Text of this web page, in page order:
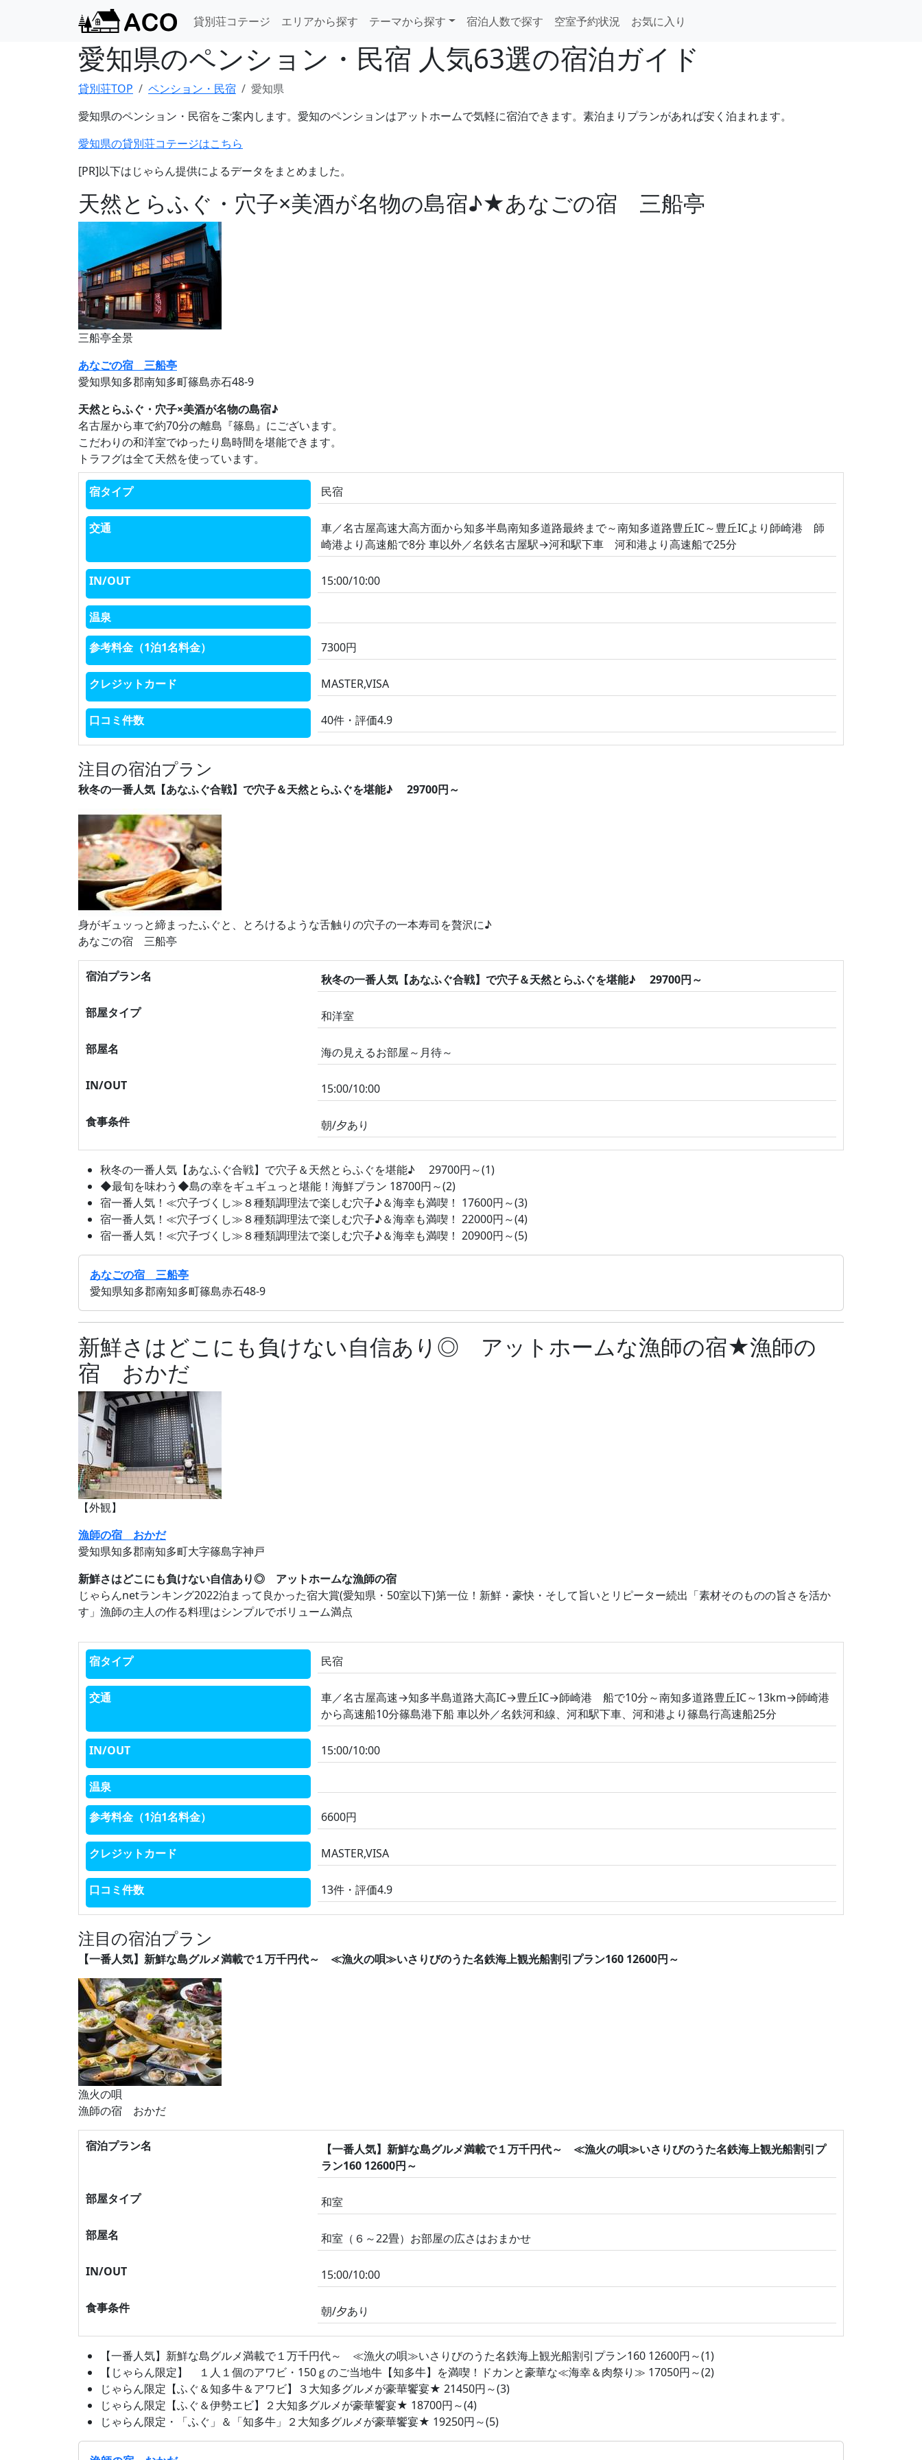
貸別荘コテージ エリアから探す テーマから探す 宿泊人数で探す 空室予約状況 お気に入り
愛知県のペンション・民宿 人気63選の宿泊ガイド
貸別荘TOP ペンション・民宿
愛知県
愛知県のペンション・民宿をご案内します。愛知のペンションはアットホームで気軽に宿泊できます。素泊まりプランがあれば安く泊まれます。
愛知県の貸別荘コテージはこちら
[PR]以下はじゃらん提供によるデータをまとめました。
天然とらふぐ・穴子×美酒が名物の島宿♪★あなごの宿 三船亭
三船亭全景
あなごの宿 三船亭
愛知県知多郡南知多町篠島赤石48-9
天然とらふぐ・穴子×美酒が名物の島宿♪
名古屋から車で約70分の離島『篠島』にございます。
こだわりの和洋室でゆったり島時間を堪能できます。
トラフグは全て天然を使っています。
宿タイプ 民宿
交通
車／名古屋高速大高方面から知多半島南知多道路最終まで～南知多道路豊丘IC～豊丘ICより師崎港 師
崎港より高速船で8分 車以外／名鉄名古屋駅→河和駅下車 河和港より高速船で25分
IN/OUT 15:00/10:00
温泉
参考料金（1泊1名料金）
7300円
クレジットカード MASTER,VISA
口コミ件数 40件・評価4.9
注目の宿泊プラン
秋冬の一番人気【あなふぐ合戦】で穴子＆天然とらふぐを堪能♪ 29700円～
身がギュッっと締まったふぐと、とろけるような舌触りの穴子の一本寿司を贅沢に♪
あなごの宿 三船亭
宿泊プラン名 秋冬の一番人気【あなふぐ合戦】で穴子＆天然とらふぐを堪能♪ 29700円～
部屋タイプ 和洋室
部屋名 海の見えるお部屋～月待～
IN/OUT 15:00/10:00
食事条件 朝/夕あり
秋冬の一番人気【あなふぐ合戦】で穴子＆天然とらふぐを堪能♪ 29700円～(1)
◆最旬を味わう◆島の幸をギュギュっと堪能！海鮮プラン 18700円～(2)
宿一番人気！≪穴子づくし≫８種類調理法で楽しむ穴子♪＆海幸も満喫！ 17600円～(3)
宿一番人気！≪穴子づくし≫８種類調理法で楽しむ穴子♪＆海幸も満喫！ 22000円～(4)
宿一番人気！≪穴子づくし≫８種類調理法で楽しむ穴子♪＆海幸も満喫！ 20900円～(5)
あなごの宿 三船亭
愛知県知多郡南知多町篠島赤石48-9
新鮮さはどこにも負けない自信あり◎ アットホームな漁師の宿★漁師の
宿 おかだ
【外観】
漁師の宿 おかだ
愛知県知多郡南知多町大字篠島字神戸
新鮮さはどこにも負けない自信あり◎ アットホームな漁師の宿
じゃらんnetランキング2022泊まって良かった宿大賞(愛知県・50室以下)第一位！新鮮・豪快・そして旨いとリピーター続出「素材そのものの旨さを活か
す」漁師の主人の作る料理はシンプルでボリューム満点
宿タイプ 民宿
交通
車／名古屋高速→知多半島道路大高IC→豊丘IC→師崎港 船で10分～南知多道路豊丘IC～13km→師崎港
から高速船10分篠島港下船 車以外／名鉄河和線、河和駅下車、河和港より篠島行高速船25分
IN/OUT 15:00/10:00
温泉
参考料金（1泊1名料金）
6600円
クレジットカード MASTER,VISA
口コミ件数 13件・評価4.9
注目の宿泊プラン
【一番人気】新鮮な島グルメ満載で１万千円代～ ≪漁火の唄≫いさりびのうた名鉄海上観光船割引プラン160 12600円～
漁火の唄
漁師の宿 おかだ
宿泊プラン名
【一番人気】新鮮な島グルメ満載で１万千円代～ ≪漁火の唄≫いさりびのうた名鉄海上観光船割引プ
ラン160 12600円～
部屋タイプ 和室
部屋名 和室（６～22畳）お部屋の広さはおまかせ
IN/OUT 15:00/10:00
食事条件 朝/夕あり
【一番人気】新鮮な島グルメ満載で１万千円代～ ≪漁火の唄≫いさりびのうた名鉄海上観光船割引プラン160 12600円～(1)
【じゃらん限定】 １人１個のアワビ・150ｇのご当地牛【知多牛】を満喫！ドカンと豪華な≪海幸＆肉祭り≫ 17050円～(2)
じゃらん限定【ふぐ＆知多牛＆アワビ】３大知多グルメが豪華饗宴★ 21450円～(3)
じゃらん限定【ふぐ＆伊勢エビ】２大知多グルメが豪華饗宴★ 18700円～(4)
じゃらん限定・「ふぐ」＆「知多牛」２大知多グルメが豪華饗宴★ 19250円～(5)